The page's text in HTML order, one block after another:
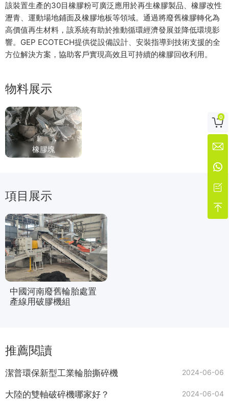
該裝置生產的30目橡膠粉可廣泛應用於再生橡膠製品、橡膠改性
瀝青、運動場地鋪面及橡膠地板等領域。通過將廢舊橡膠轉化為
高價值再生材料，該系統有助於推動循環經濟發展並降低環境影
響。GEP ECOTECH提供從設備設計、安裝指導到技術支援的全
方位解決方案，協助客戶實現高效且可持續的橡膠回收利用。
物料展示
橡膠塊
項目展示
中國河南廢舊輪胎處置
產線用破膠機組
推薦閱讀
潔普環保新型工業輪胎撕碎機 2024-06-06
大陸的雙軸破碎機哪家好？ 2024-06-04

0



